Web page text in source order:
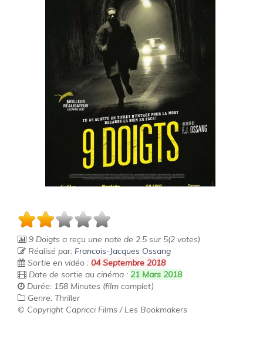
9 Doigts a reçu une note de 2.5 sur 5(2 votes)
Réalisé par: Francois-Jacques Ossang
Sortie en vidéo : 04 Septembre 2018
Date de sortie au cinéma : 21 Mars 2018
Durée: 158 Minutes (film complet)
Genre: Thriller
© Copyright Capricci Films / Les Bookmakers